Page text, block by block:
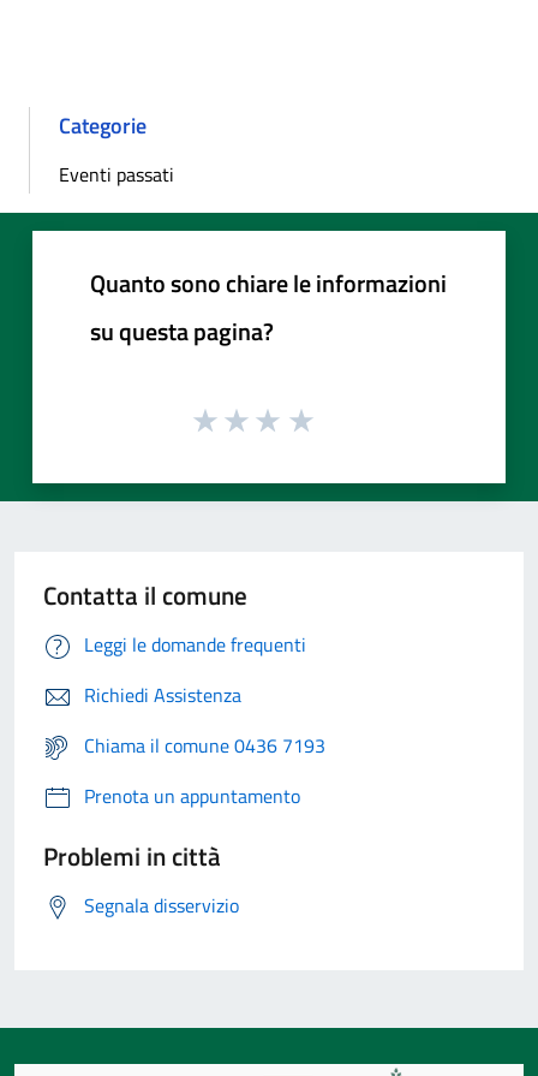
Categorie
Eventi passati
Quanto sono chiare le informazioni
su questa pagina?
Contatta il comune
Leggi le domande frequenti
Richiedi Assistenza
Chiama il comune 0436 7193
Prenota un appuntamento
Problemi in città
Segnala disservizio